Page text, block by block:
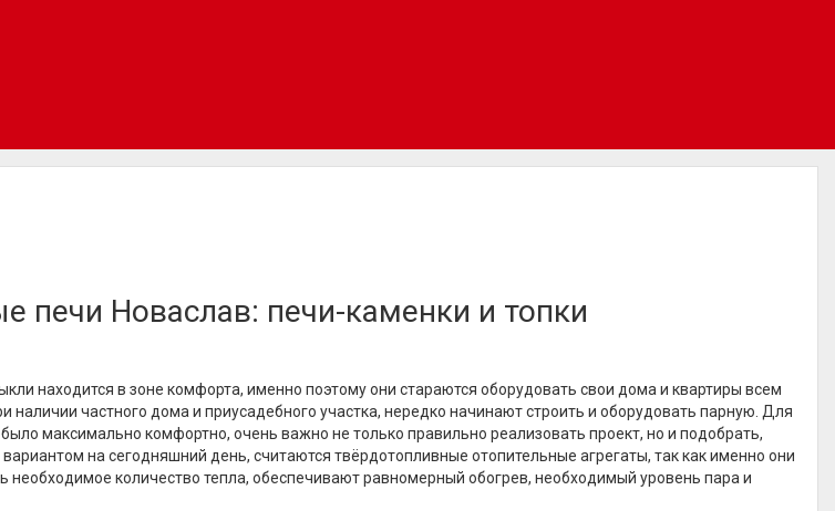
печи Новаслав: печи-каменки и топки
находится в зоне комфорта, именно поэтому они стараются оборудовать свои дома и квартиры всем
частного дома и приусадебного участка, нередко начинают строить и оборудовать парную. Для
максимально комфортно, очень важно не только правильно реализовать проект, но и подобрать,
на сегодняшний день, считаются твёрдотопливные отопительные агрегаты, так как именно они
необходимое количество тепла, обеспечивают равномерный обогрев, необходимый уровень пара и